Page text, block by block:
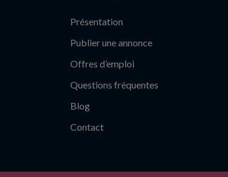
Présentation
Publier une annonce
Offres d’emploi
Questions fréquentes
Blog
Contact